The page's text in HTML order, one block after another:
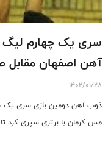
سری یک چهارم لیگ
آهن اصفهان
1402/01/28
ذوب آهن دومین بازی سری یک
مس کرمان با برتری سپری کرد